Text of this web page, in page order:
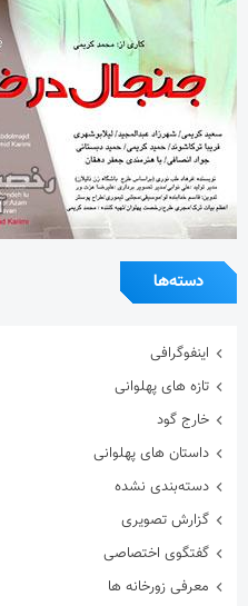
دسته‌ها
اینفوگرافی
تازه های پهلوانی
خارج گود
داستان های پهلوانی
دسته‌بندی نشده
گزارش تصویری
گفتگوی اختصاصی
معرفی زورخانه ها